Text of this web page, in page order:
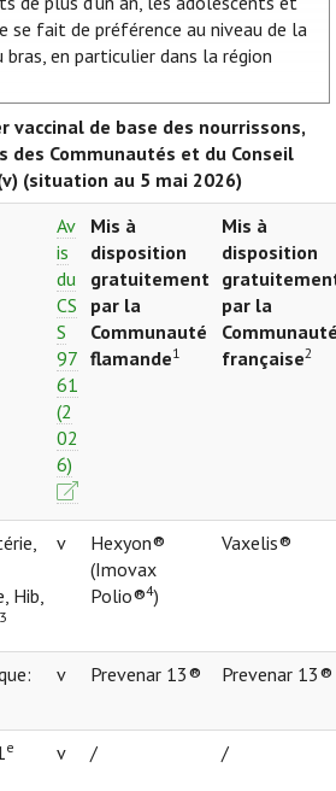
se fait de préférence au niveau de la
en particulier dans la région
vaccinal de base des nourrissons,
Communautés et du Conseil
(situation au 5 mai 2026)
Av
is
du
CS
S
97
61
(2
02
6)
Mis à
disposition
gratuitement
par la
Communauté
flamande1
Mis à
disposition
par la
française2
Hib,
3
v
Hexyon®
(Imovax
Polio®4)
Vaxelis®
v Prevenar 13® Prevenar 13®
e v / /